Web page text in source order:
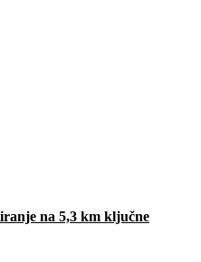
na 5,3 km ključne